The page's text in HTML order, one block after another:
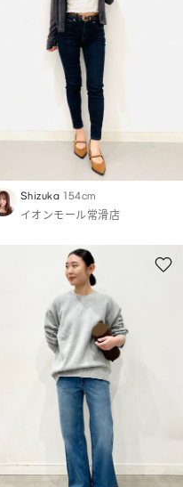
Shizuka 154cm
イオンモール常滑店